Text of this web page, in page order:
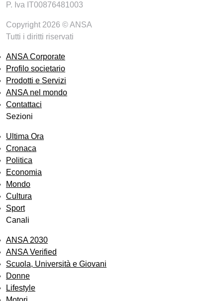
P. Iva IT00876481003
Copyright 2026 © ANSA
Tutti i diritti riservati
ANSA Corporate
Profilo societario
Prodotti e Servizi
ANSA nel mondo
Contattaci
Sezioni
Ultima Ora
Cronaca
Politica
Economia
Mondo
Cultura
Sport
Canali
ANSA 2030
ANSA Verified
Scuola, Università e Giovani
Donne
Lifestyle